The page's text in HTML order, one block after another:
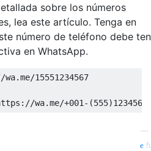
sobre los números
lea este artículo. Tenga en
número de teléfono debe
en WhatsApp.
wa.me/15551234567
: //wa.me/+001-(555)1234567